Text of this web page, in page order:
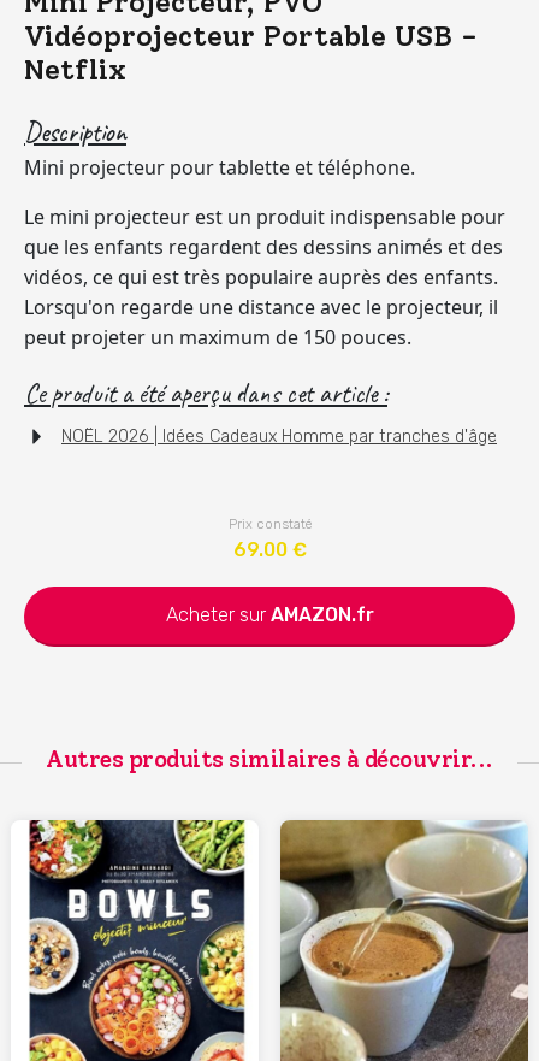
Vidéoprojecteur Portable USB -
Netflix
Description
Mini projecteur pour tablette et téléphone.
Le mini projecteur est un produit indispensable pour
que les enfants regardent des dessins animés et des
vidéos, ce qui est très populaire auprès des enfants.
Lorsqu'on regarde une distance avec le projecteur, il
peut projeter un maximum de 150 pouces.
Ce produit a été aperçu dans cet article :
NOËL 2026 | Idées Cadeaux Homme par tranches d'âge
Prix constaté
69.00€
Acheter sur AMAZON.fr
Autres produits similaires à découvrir...
19.00
AMAZON.fr
90.00
LESRAFFINEURS.com